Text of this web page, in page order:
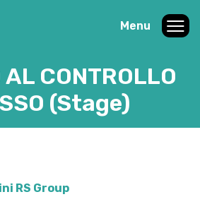
Menu
CONTROLLO
(Stage)
RS Group